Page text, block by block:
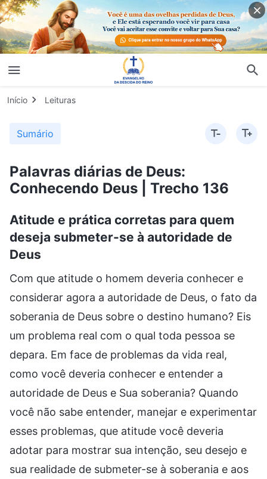
Início Leituras
Sumário
Palavras diárias de Deus:
Conhecendo Deus | Trecho 136
Atitude e prática corretas para quem
deseja submeter-se à autoridade de
Deus
Com que atitude o homem deveria conhecer e
considerar agora a autoridade de Deus, o fato da
soberania de Deus sobre o destino humano? Eis
um problema real com o qual toda pessoa se
depara. Em face de problemas da vida real,
como você deveria conhecer e entender a
autoridade de Deus e Sua soberania? Quando
você não sabe entender, manejar e experimentar
esses problemas, que atitude você deveria
adotar para mostrar sua intenção, seu desejo e
sua realidade de submeter-se à soberania e aos